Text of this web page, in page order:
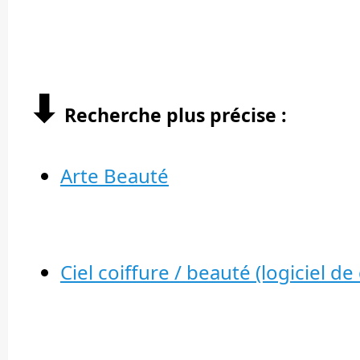
⬇︎ Recherche plus précise :
Arte Beauté
Ciel coiffure / beauté (logiciel de